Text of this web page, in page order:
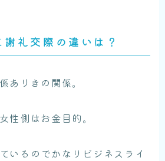
謝礼交際の違いは？
ありきの関係。
性側はお金目的。
いるのでかなりビジネスライ